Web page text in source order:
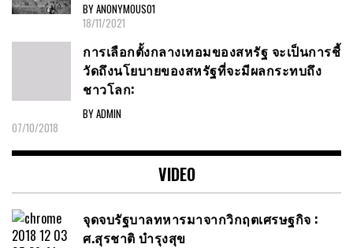
BY ANONYMOUS01
18/11/2021
การเลือกตั้งกลางเทอมของสหรัฐ จะเป็นการชี้
วัดถึงนโยบายของสหรัฐที่จะมีผลกระทบถึง
ชาวโลก:
BY ADMIN
07/10/2018
VIDEO
จุดจบรัฐบาลทหารมาจากวิกฤตเศรษฐกิจ :
ศ.สุรชาติ บำรุงสุข